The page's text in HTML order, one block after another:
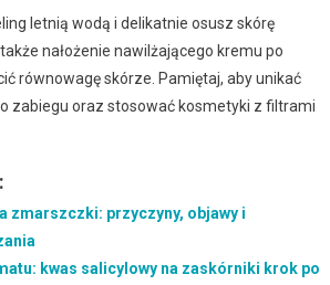
letnią wodą i delikatnie osusz skórę
nałożenie nawilżającego kremu po
równowagę skórze. Pamiętaj, aby unikać
zabiegu oraz stosować kosmetyki z filtrami
zmarszczki: przyczyny, objawy i
kwas salicylowy na zaskórniki krok po